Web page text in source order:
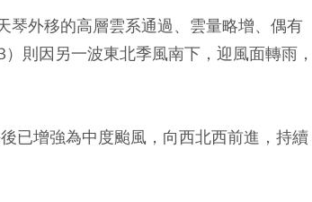
外移的高層雲系通過、雲量略增、偶有
則因另一波東北季風南下，迎風面轉雨，
已增強為中度颱風，向西北西前進，持續